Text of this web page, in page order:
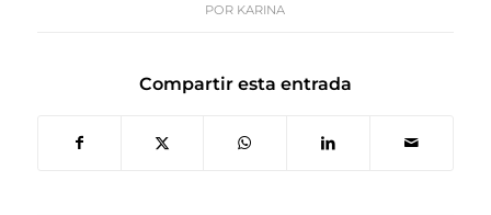
POR KARINA
Compartir esta entrada